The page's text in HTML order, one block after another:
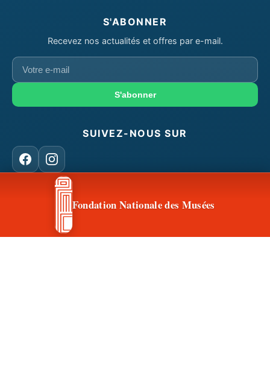
S'ABONNER
Recevez nos actualités et offres par e-mail.
Votre
e-
S'abonner
SUIVEZ-NOUS SUR
FacebookInstagram
CONTACT & ACCÈS
Fondation Nationale des Musées